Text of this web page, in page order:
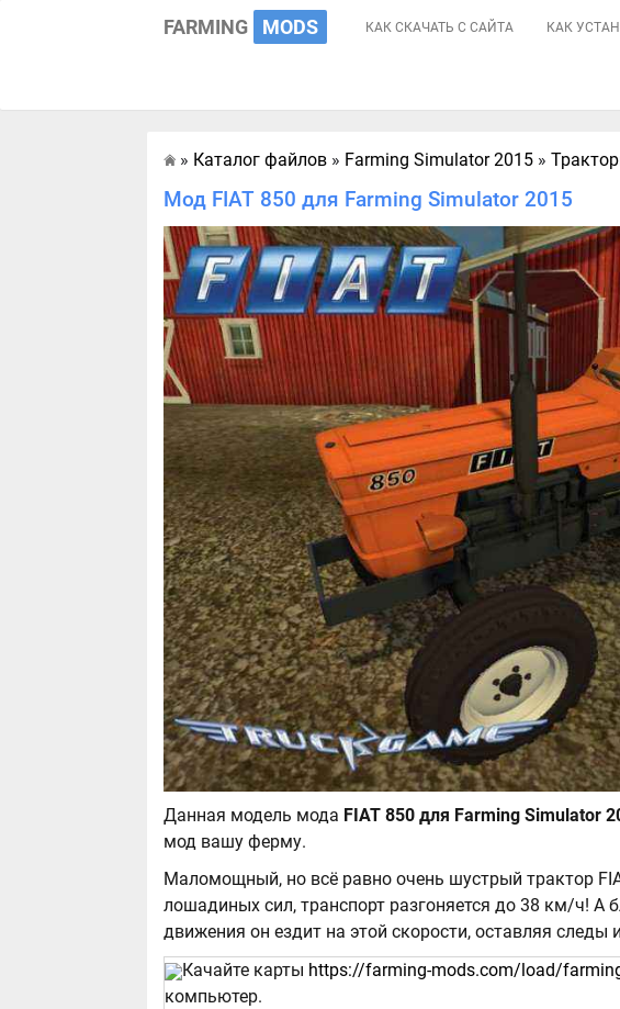
FARMING MODS КАК СКАЧАТЬ С САЙТА КАК
Главная
» Каталог файлов » Farming Simulator 2015 »
Мод FIAT 850 для Farming Simulator 2015
Данная модель мода FIAT 850
мод вашу ферму.
Маломощный, но всё равно очень шустрый трактор
лошадиных сил, транспорт разгоняется до 38 км/ч! А
движения он ездит на этой скорости, оставляя следы
Качайте карты https://farming-mods.com/load/
компьютер.